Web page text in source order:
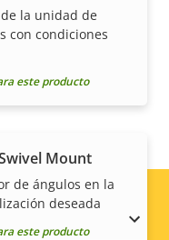
la unidad de
con condiciones
este producto
Mount
de ángulos en la
deseada
este producto
de EE. UU.
nacionales de
de su